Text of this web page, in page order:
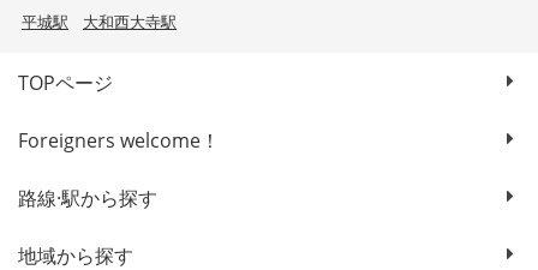
平城駅
大和西大寺駅
TOPページ
Foreigners welcome！
路線·駅から探す
地域から探す